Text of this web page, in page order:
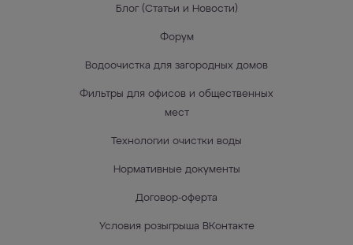
Блог (Статьи и Новости)
Форум
Водоочистка для загородных домов
Фильтры для офисов и общественных
мест
Технологии очистки воды
Нормативные документы
Договор-оферта
Условия розыгрыша ВКонтакте